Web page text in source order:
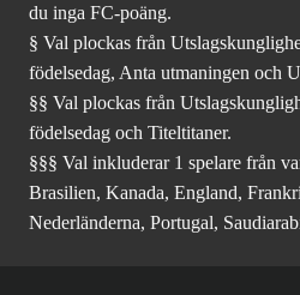
du inga FC-poäng.
§ Val plockas från
födelsedag, Anta utmaningen och
§§ Val plockas från
födelsedag och Titeltitaner.
§§§ Val inkluderar 1 spelare från
Brasilien, Kanada, England,
Nederländerna, Portugal,